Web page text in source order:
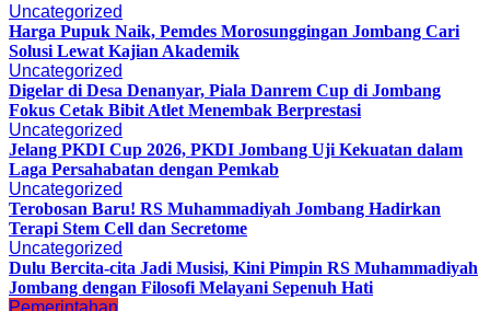
Uncategorized
Harga Pupuk Naik, Pemdes Morosunggingan Jombang Cari
Solusi Lewat Kajian Akademik
Uncategorized
Digelar di Desa Denanyar, Piala Danrem Cup di Jombang
Fokus Cetak Bibit Atlet Menembak Berprestasi
Uncategorized
Jelang PKDI Cup 2026, PKDI Jombang Uji Kekuatan dalam
Laga Persahabatan dengan Pemkab
Uncategorized
Terobosan Baru! RS Muhammadiyah Jombang Hadirkan
Terapi Stem Cell dan Secretome
Uncategorized
Dulu Bercita-cita Jadi Musisi, Kini Pimpin RS Muhammadiyah
Jombang dengan Filosofi Melayani Sepenuh Hati
Pemerintahan